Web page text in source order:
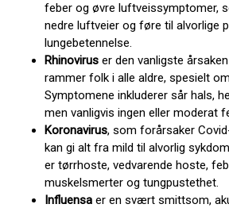
feber og øvre luftveissymptomer,
nedre luftveier og føre til alvorlige
lungebetennelse.
Rhinovirus er den vanligste
rammer folk i alle aldre, spesielt
Symptomene inkluderer sår hals,
men vanligvis ingen eller moderat
Koronavirus, som forårsaker
kan gi alt fra mild til alvorlig
er tørrhoste, vedvarende hoste,
muskelsmerter og tungpustethet.
Influensa er en svært smittsom,